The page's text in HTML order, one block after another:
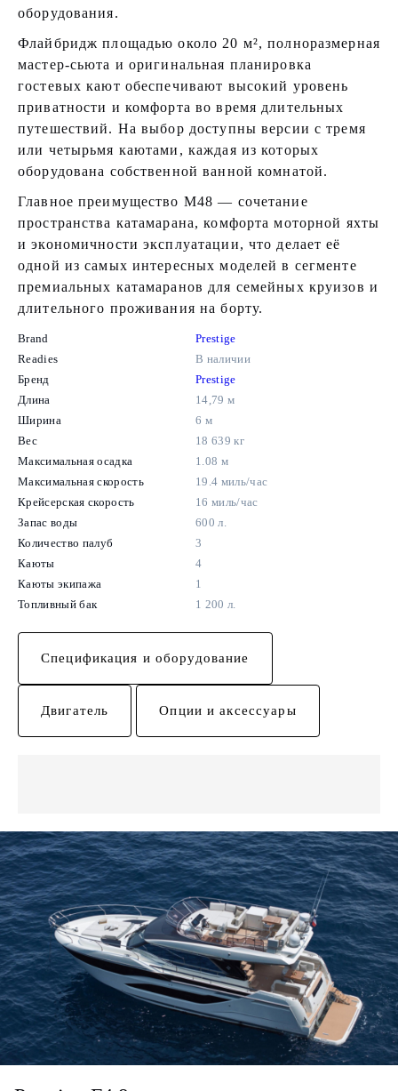
оборудования.
Флайбридж площадью около 20 м², полноразмерная
мастер-сьюта и оригинальная планировка
гостевых кают обеспечивают высокий уровень
приватности и комфорта во время длительных
путешествий. На выбор доступны версии с тремя
или четырьмя каютами, каждая из которых
оборудована собственной ванной комнатой.
Главное преимущество M48 — сочетание
пространства катамарана, комфорта моторной яхты
и экономичности эксплуатации, что делает её
одной из самых интересных моделей в сегменте
премиальных катамаранов для семейных круизов и
длительного проживания на борту.
Brand
Prestige
Readies
В наличии
Бренд
Prestige
Длина
14,79 м
Ширина
6 м
Вес
18 639 кг
Максимальная осадка
1.08 м
Максимальная скорость
19.4 миль/час
Крейсерская скорость
16 миль/час
Запас воды
600 л.
Количество палуб
3
Каюты
4
Каюты экипажа
1
Топливный бак
1 200 л.
Спецификация и оборудование
Двигатель Опции и аксессуары